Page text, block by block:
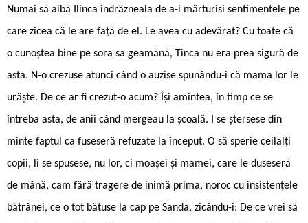
Numai să aibă Ilinca îndrăzneala de a-i mărturisi sentimentele pe
care zicea că le are față de el. Le avea cu adevărat? Cu toate că
o cunoștea bine pe sora sa geamănă, Tinca nu era prea sigură de
asta. N-o crezuse atunci când o auzise spunându-i că mama lor le
urăște. De ce ar fi crezut-o acum? Își amintea, în timp ce se
întreba asta, de anii când mergeau la școală. I se ștersese din
minte faptul ca fuseseră refuzate la început. O să sperie ceilalți
copii, li se spusese, nu lor, ci moașei și mamei, care le duseseră
de mână, cam fără tragere de inimă prima, noroc cu insistențele
bătrânei, ce o tot bătuse la cap pe Sanda, zicându-i: De ce vrei să